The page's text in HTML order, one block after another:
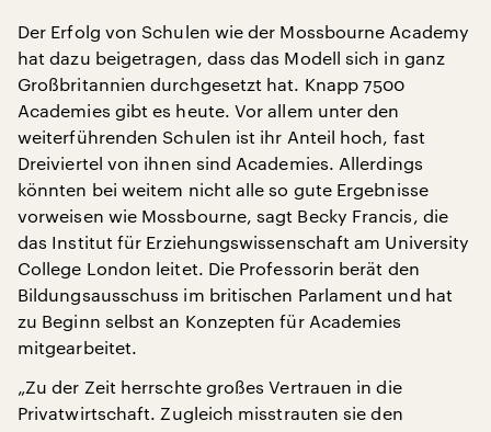
Der Erfolg von Schulen wie der Mossbourne Academy
hat dazu beigetragen, dass das Modell sich in ganz
Großbritannien durchgesetzt hat. Knapp 7500
Academies gibt es heute. Vor allem unter den
weiterführenden Schulen ist ihr Anteil hoch, fast
Dreiviertel von ihnen sind Academies. Allerdings
könnten bei weitem nicht alle so gute Ergebnisse
vorweisen wie Mossbourne, sagt Becky Francis, die
das Institut für Erziehungswissenschaft am University
College London leitet. Die Professorin berät den
Bildungsausschuss im britischen Parlament und hat
zu Beginn selbst an Konzepten für Academies
mitgearbeitet.
„Zu der Zeit herrschte großes Vertrauen in die
Privatwirtschaft. Zugleich misstrauten sie den